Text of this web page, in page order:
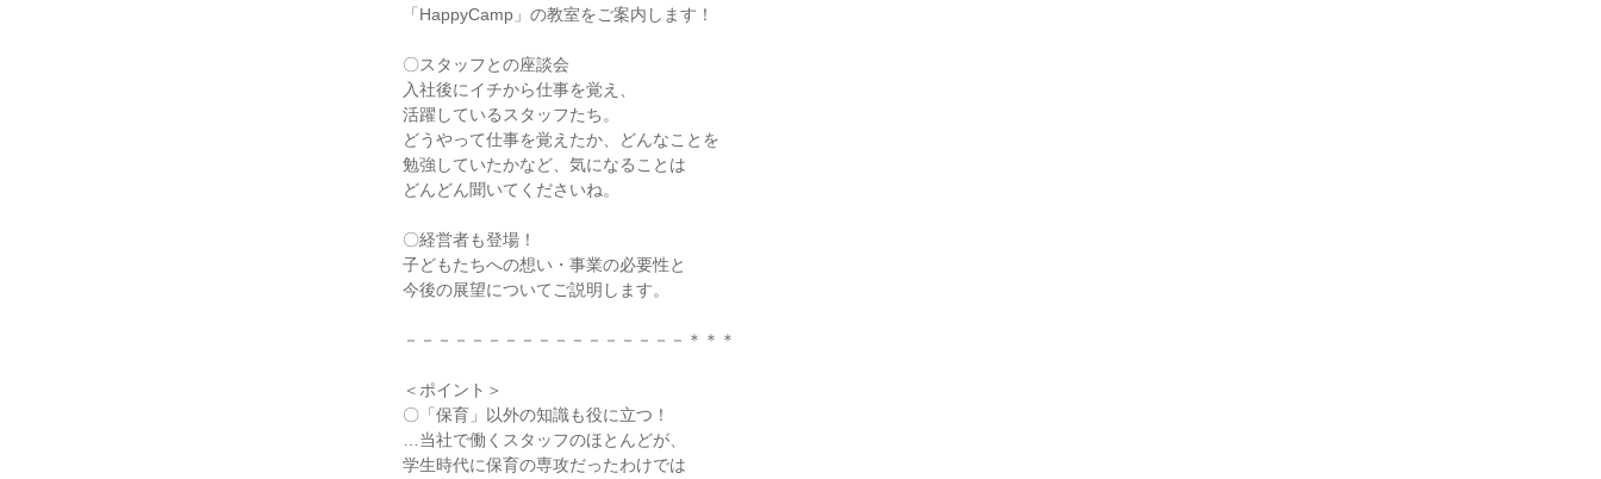
「HappyCamp」の教室をご案内します！
〇スタッフとの座談会
入社後にイチから仕事を覚え、
活躍しているスタッフたち。
どうやって仕事を覚えたか、どんなことを
勉強していたかなど、気になることは
どんどん聞いてくださいね。
〇経営者も登場！
子どもたちへの想い・事業の必要性と
今後の展望についてご説明します。
－－－－－－－－－－－－－－－－－＊＊＊
＜ポイント＞
〇「保育」以外の知識も役に立つ！
…当社で働くスタッフのほとんどが、
学生時代に保育の専攻だったわけでは